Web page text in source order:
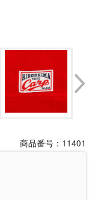
商品番号：11401